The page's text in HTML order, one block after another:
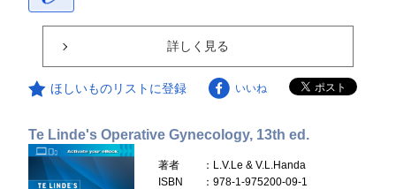
詳しく見る
ほしいものリストに登録 いいね
Te Linde's Operative Gynecology, 13th ed.
著者
：L.V.Le & V.L.Handa
ISBN
：978-1-975200-09-1